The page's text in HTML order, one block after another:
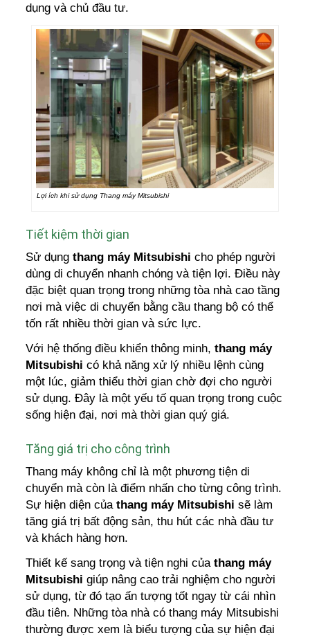
dụng và chủ đầu tư.
Lợi ích khi sử dụng Thang máy Mitsubishi
Tiết kiệm thời gian
Sử dụngthang máy Mitsubishi cho phép người
dùng di chuyển nhanh chóng và tiện lợi. Điều này
đặc biệt quan trọng trong những tòa nhà cao tầng
nơi mà việc di chuyển bằng cầu thang bộ có thể
tốn rất nhiều thời gian và sức lực.
Với hệ thống điều khiển thông minh, thang máy
Mitsubishi có khả năng xử lý nhiều lệnh cùng
một lúc, giảm thiểu thời gian chờ đợi cho người
sử dụng. Đây là một yếu tố quan trọng trong cuộc
sống hiện đại, nơi mà thời gian quý giá.
Tăng giá trị cho công trình
Thang máy không chỉ là một phương tiện di
chuyển mà còn là điểm nhấn cho từng công trình.
Sự hiện diện củathang máy Mitsubishi sẽ làm
tăng giá trị bất động sản, thu hút các nhà đầu tư
và khách hàng hơn.
Thiết kế sang trọng và tiện nghi của thang máy
Mitsubishi giúp nâng cao trải nghiệm cho người
sử dụng, từ đó tạo ấn tượng tốt ngay từ cái nhìn
đầu tiên. Những tòa nhà có thang máy Mitsubishi
thường được xem là biểu tượng của sự hiện đại